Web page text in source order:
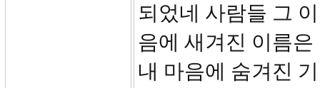
되었네 사람들 그
음에 새겨진 이름
내 마음에 숨겨진